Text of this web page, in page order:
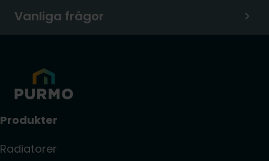
Vanliga frågor
Produkter
Radiatorer